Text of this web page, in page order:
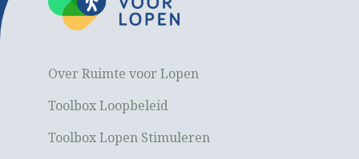
Over Ruimte voor Lopen
Toolbox Loopbeleid
Toolbox Lopen Stimuleren